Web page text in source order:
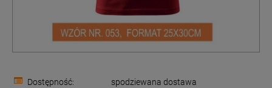
Dostępność: spodziewana dostawa